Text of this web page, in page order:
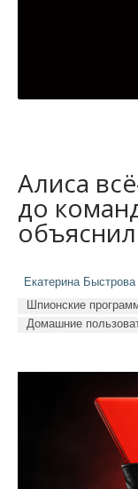
Алиса
до
Екатерина Быстрова
Шпионские
Домашние